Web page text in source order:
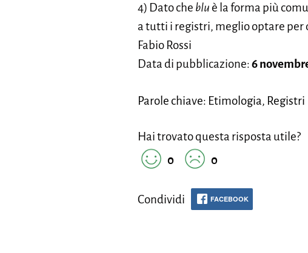
4) Dato che bluè la forma più
a tutti i registri, meglio optare
Fabio Rossi
Data di pubblicazione:6
Parole chiave: Etimologia, Registri
Hai trovato questa risposta utile?
0
0
Condividi FACEBOOK